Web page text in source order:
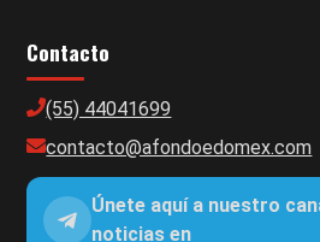
Contacto
(55) 44041699
contacto@afondoedomex.com
Únete aquí a nuestro
noticias en